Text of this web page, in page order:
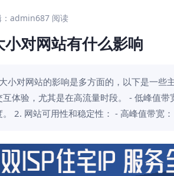
：admin687 阅读
对网站有什么影响
小对网站的影响是多方面的，以下是一
体验，尤其是在高流量时段。 - 低峰值
2. 网站可用性和稳定性： - 高峰值带宽：